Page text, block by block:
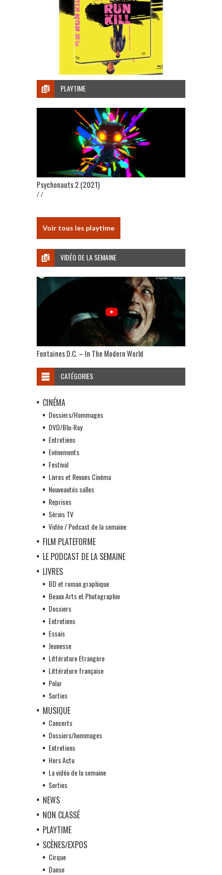
PLAYTIME
Psychonauts 2 (2021)
/ /
Voir tous les playtime
VIDÉO DE LA SEMAINE
Fontaines D.C. – In The Modern World
CATÉGORIES
CINÉMA
Dossiers/Hommages
DVD/Blu-Ray
Entretiens
Evénements
Festival
Livres et Revues Cinéma
Nouveautés salles
Reprises
Séries TV
Vidéo / Podcast de la semaine
FILM PLATEFORME
LE PODCAST DE LA SEMAINE
LIVRES
BD et roman graphique
Beaux Arts et Photographie
Dossiers
Entretiens
Essais
Jeunesse
Littérature Etrangère
Littérature française
Polar
Sorties
MUSIQUE
Concerts
Dossiers/hommages
Entretiens
Hors Actu
La vidéo de la semaine
Sorties
NEWS
NON CLASSÉ
PLAYTIME
SCÈNES/EXPOS
Cirque
Danse